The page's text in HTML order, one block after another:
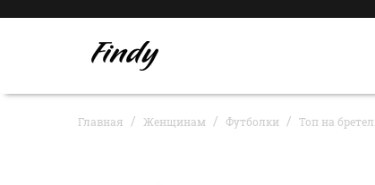
Главная Женщинам Футболки Топ на